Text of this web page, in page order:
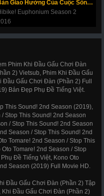
Bản Giao Hưởng Của Cuộc Sống (Phần 2)
Euphonium Season 2
Phim Khi Đầu Gấu Chơi Đàn
2) Vietsub, Phim Khi Đầu Gấu
Gấu Chơi Đàn (Phần 2) Full
Bản Đẹp Phụ Đề Tiếng Việt.
This Sound! 2nd Season (2019),
Stop This Sound! 2nd Season
/ Stop This Sound! 2nd Season
Season / Stop This Sound! 2nd
Tomare! 2nd Season / Stop This
Tomare! 2nd Season / Stop
Đề Tiếng Việt, Kono Oto
Season (2019) Full Movie HD.
Đầu Gấu Chơi Đàn (Phần 2) Tập
Đầu Gấu Chơi Đàn (Phần 2)